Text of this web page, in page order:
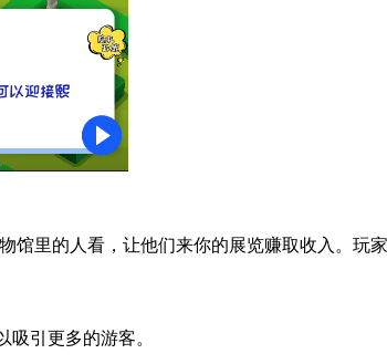
馆里的人看，让他们来你的展览赚取收入。玩
吸引更多的游客。